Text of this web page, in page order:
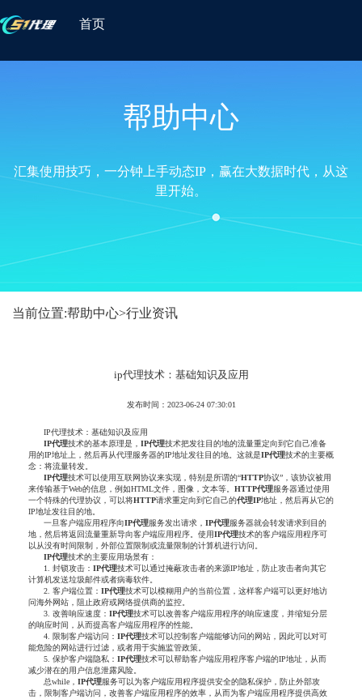
首页
帮助中心
汇集使用技巧，一分钟上手动态IP，赢在大数据时代，从这
里开始。
当前位置:帮助中心>行业资讯
ip代理技术：基础知识及应用
发布时间：2023-06-24 07:30:01
IP代理技术：基础知识及应用
IP代理技术的基本原理是，IP代理技术把发往目的地的流量重定向到它自己准备
用的IP地址上，然后再从代理服务器的IP地址发往目的地。这就是IP代理技术的主要概
念：将流量转发。
IP代理技术可以使用互联网协议来实现，特别是所谓的“HTTP协议”，该协议被用
来传输基于Web的信息，例如HTML文件，图像，文本等。 HTTP代理服务器通过使用
一个特殊的代理协议，可以将HTTP请求重定向到它自己的代理IP地址，然后再从它的
IP地址发往目的地。
一旦客户端应用程序向IP代理服务发出请求，IP代理服务器就会转发请求到目的
地，然后将返回流量重新导向客户端应用程序。使用IP代理技术的客户端应用程序可
以从没有时间限制，外部位置限制或流量限制的计算机进行访问。
IP代理技术的主要应用场景有：
1. 封锁攻击：IP代理技术可以通过掩蔽攻击者的来源IP地址，防止攻击者向其它
计算机发送垃圾邮件或者病毒软件。
2. 客户端位置：IP代理技术可以模糊用户的当前位置，这样客户端可以更好地访
问海外网站，阻止政府或网络提供商的监控。
3. 改善响应速度：IP代理技术可以改善客户端应用程序的响应速度，并缩短分层
的响应时间，从而提高客户端应用程序的性能。
4. 限制客户端访问：IP代理技术可以控制客户端能够访问的网站，因此可以对可
能危险的网站进行过滤，或者用于实施监管政策。
5. 保护客户端隐私：IP代理技术可以帮助客户端应用程序客户端的IP地址，从而
减少潜在的用户信息泄露风险。
总while，IP代理服务可以为客户端应用程序提供安全的隐私保护，防止外部攻
击，限制客户端访问，改善客户端应用程序的效率，从而为客户端应用程序提供高效